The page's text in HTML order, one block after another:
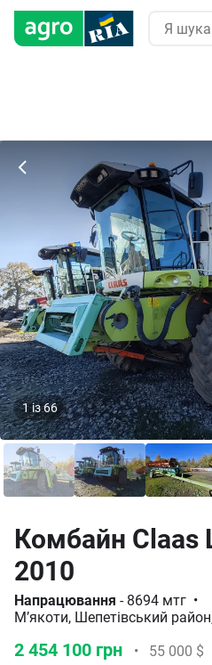
1із66
Комбайн Claas
2010
Напрацювання - 8694 мтг •
М’якоти, Шепетівський
2 454 100 грн • 55 000 $